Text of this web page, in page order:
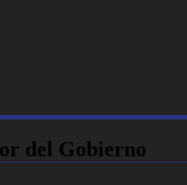
del Gobierno